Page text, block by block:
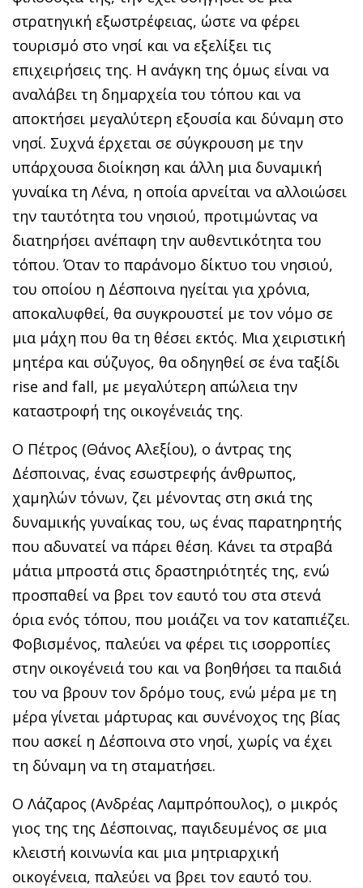
στρατηγική εξωστρέφειας, ώστε να φέρει
τουρισμό στο νησί και να εξελίξει τις
επιχειρήσεις της. Η ανάγκη της όμως είναι να
αναλάβει τη δημαρχεία του τόπου και να
αποκτήσει μεγαλύτερη εξουσία και δύναμη στο
νησί. Συχνά έρχεται σε σύγκρουση με την
υπάρχουσα διοίκηση και άλλη μια δυναμική
γυναίκα τη Λένα, η οποία αρνείται να αλλοιώσει
την ταυτότητα του νησιού, προτιμώντας να
διατηρήσει ανέπαφη την αυθεντικότητα του
τόπου. Όταν το παράνομο δίκτυο του νησιού,
του οποίου η Δέσποινα ηγείται για χρόνια,
αποκαλυφθεί, θα συγκρουστεί με τον νόμο σε
μια μάχη που θα τη θέσει εκτός. Μια χειριστική
μητέρα και σύζυγος, θα οδηγηθεί σε ένα ταξίδι
rise and fall, με μεγαλύτερη απώλεια την
καταστροφή της οικογένειάς της.
Ο Πέτρος (Θάνος Αλεξίου), ο άντρας της
Δέσποινας, ένας εσωστρεφής άνθρωπος,
χαμηλών τόνων, ζει μένοντας στη σκιά της
δυναμικής γυναίκας του, ως ένας παρατηρητής
που αδυνατεί να πάρει θέση. Κάνει τα στραβά
μάτια μπροστά στις δραστηριότητές της, ενώ
προσπαθεί να βρει τον εαυτό του στα στενά
όρια ενός τόπου, που μοιάζει να τον καταπιέζει.
Φοβισμένος, παλεύει να φέρει τις ισορροπίες
στην οικογένειά του και να βοηθήσει τα παιδιά
του να βρουν τον δρόμο τους, ενώ μέρα με τη
μέρα γίνεται μάρτυρας και συνένοχος της βίας
που ασκεί η Δέσποινα στο νησί, χωρίς να έχει
τη δύναμη να τη σταματήσει.
O Λάζαρος (Ανδρέας Λαμπρόπουλος), ο μικρός
γιος της της Δέσποινας, παγιδευμένος σε μια
κλειστή κοινωνία και μια μητριαρχική
οικογένεια, παλεύει να βρει τον εαυτό του.